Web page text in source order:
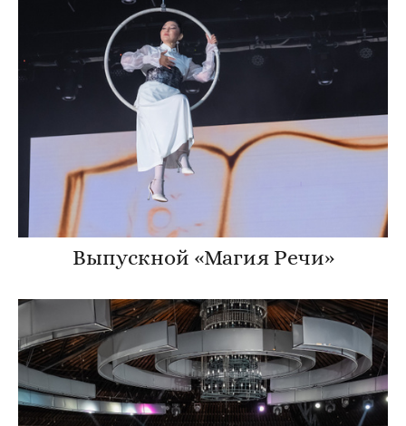
Выпускной «Магия Речи»